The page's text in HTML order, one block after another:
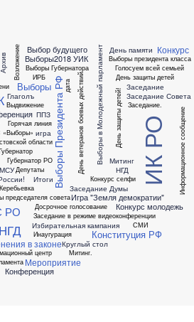
Архив Возложение Выбор будущего
Выборы
Выборы Губернатора
Выборы Президента РФ Выборы в Молодежный парламент
области
РО
председателя совета
Выборы президента класса
Выборы2018
Выдвижение
«Выборы»
Глаголъ
Голосуем всей семьей
Горячая линия
Губернатор РО
День ветеранов боевых действий День защиты детей
День защиты детей!
День памяти
Депутаты
Досрочное голосование
Заседание
Заседание Думы
Заседание Совета
Заседание в режиме видеоконференции
Заседание.
ИК РО
ИРБ
Игра "Земля демократии"
Избирательная кампания
в законе
Инаугурация
Информационное сообщение
центр
Итоги
Конкурс
Конкурс молодежь
Конкурс селфи
Конституция РФ
Конференция
Круглый стол
Мероприятие
Митинг
Митинг.
НГД
ППЗ
СМИ
УИК
дата
игра